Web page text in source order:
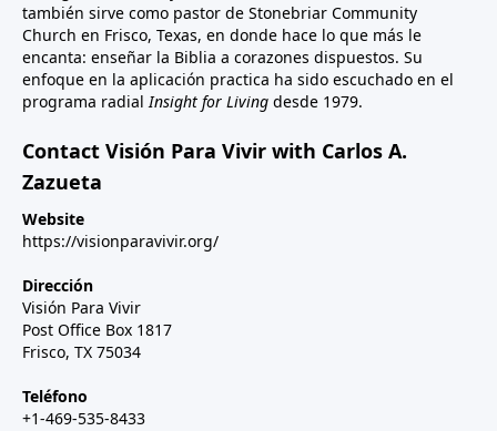
también sirve como pastor de Stonebriar Community
Church en Frisco, Texas, en donde hace lo que más le
encanta: enseñar la Biblia a corazones dispuestos. Su
enfoque en la aplicación practica ha sido escuchado en el
programa radialInsight for Living desde 1979.
Contact Visión Para Vivir with Carlos A.
Zazueta
Website
https://visionparavivir.org/
Dirección
Visión Para Vivir
Post Office Box 1817
Frisco, TX 75034
Teléfono
+1-469-535-8433